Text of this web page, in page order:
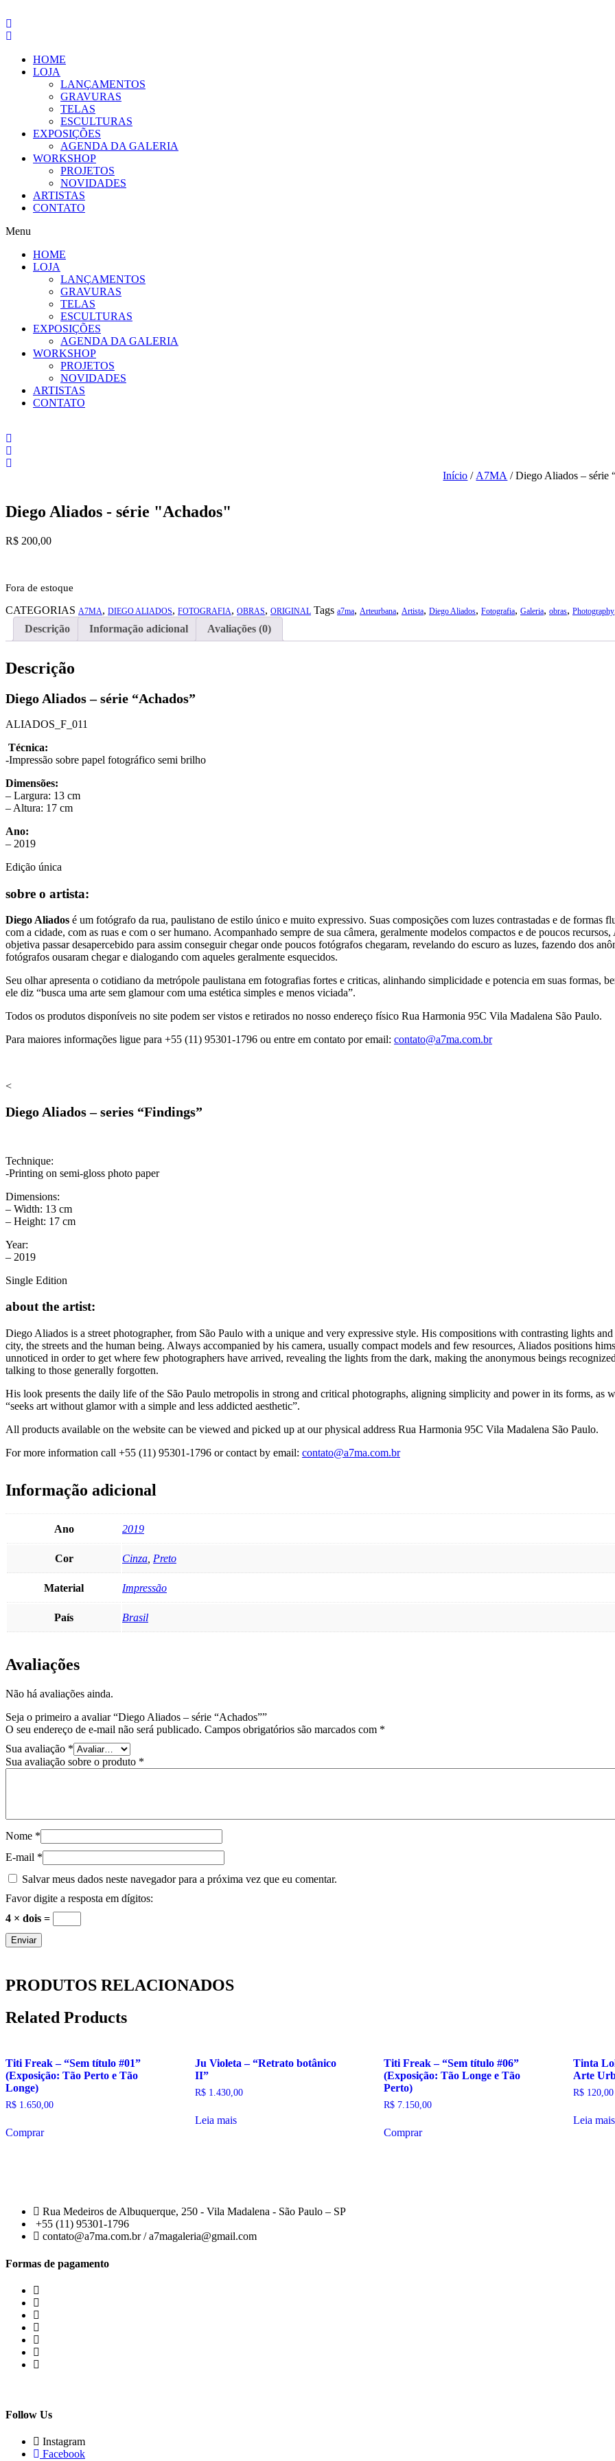
para
o
HOME
LOJA
LANÇAMENTOS
GRAVURAS
TELAS
ESCULTURAS
EXPOSIÇÕES
AGENDA DA GALERIA
WORKSHOP
PROJETOS
NOVIDADES
ARTISTAS
CONTATO
Menu
HOME
LOJA
LANÇAMENTOS
GRAVURAS
TELAS
ESCULTURAS
EXPOSIÇÕES
AGENDA DA GALERIA
WORKSHOP
PROJETOS
NOVIDADES
ARTISTAS
CONTATO
Início / A7MA / Diego Aliados – série
Diego Aliados - série "Achados"
R$ 200,00
Fora de estoque
CATEGORIAS A7MA, DIEGO ALIADOS, FOTOGRAFIA, OBRAS, ORIGINAL Tags a7ma, Arteurbana, Artista, Diego Aliados, Fotografia, Galeria, obras, Photography
Descrição Informação adicional Avaliações (0)
Descrição
Diego Aliados – série “Achados”
ALIADOS_F_011
Técnica:
-Impressão sobre papel fotográfico semi brilho
Dimensões:
– Largura: 13 cm
– Altura: 17 cm
Ano:
– 2019
Edição única
sobre o artista:
Diego Aliados é um fotógrafo da rua, paulistano de estilo único e muito expressivo. Suas composições com luzes contrastadas e de formas
com a cidade, com as ruas e com o ser humano. Acompanhado sempre de sua câmera, geralmente modelos compactos e de poucos
objetiva passar desapercebido para assim conseguir chegar onde poucos fotógrafos chegaram, revelando do escuro as luzes, fazendo dos
fotógrafos ousaram chegar e dialogando com aqueles geralmente esquecidos.
Seu olhar apresenta o cotidiano da metrópole paulistana em fotografias fortes e criticas, alinhando simplicidade e potencia em suas formas,
ele diz “busca uma arte sem glamour com uma estética simples e menos viciada”.
Todos os produtos disponíveis no site podem ser vistos e retirados no nosso endereço físico Rua Harmonia 95C Vila Madalena São Paulo.
Para maiores informações ligue para +55 (11) 95301-1796 ou entre em contato por email: contato@a7ma.com.br
<
Diego Aliados – series “Findings”
Technique:
-Printing on semi-gloss photo paper
Dimensions:
– Width: 13 cm
– Height: 17 cm
Year:
– 2019
Single Edition
about the artist:
Diego Aliados is a street photographer, from São Paulo with a unique and very expressive style. His compositions with contrasting lights
city, the streets and the human being. Always accompanied by his camera, usually compact models and few resources, Aliados positions
unnoticed in order to get where few photographers have arrived, revealing the lights from the dark, making the anonymous beings
talking to those generally forgotten.
His look presents the daily life of the São Paulo metropolis in strong and critical photographs, aligning simplicity and power in its forms, as
“seeks art without glamor with a simple and less addicted aesthetic”.
All products available on the website can be viewed and picked up at our physical address Rua Harmonia 95C Vila Madalena São Paulo.
For more information call +55 (11) 95301-1796 or contact by email: contato@a7ma.com.br
Informação adicional
Ano 2019
Cor Cinza Preto
Material Impressão
País Brasil
Avaliações
Não há avaliações ainda.
Seja o primeiro a avaliar “Diego Aliados – série “Achados””
O seu endereço de e-mail não será publicado. Campos obrigatórios são marcados com *
Sua avaliação *
Sua avaliação sobre o produto *
Nome *
E-mail *
Salvar meus dados neste navegador para a próxima vez que eu comentar.
Favor digite a resposta em dígitos:
4 × dois =
PRODUTOS RELACIONADOS
Related Products
Titi Freak – “Sem título #01”
(Exposição: Tão Perto e Tão
Longe)
R$ 1.650,00
Comprar
Ju Violeta – “Retrato botânico
II”
R$1.430,00
Leia mais
Titi Freak – “Sem título #06”
(Exposição: Tão Longe e Tão
Perto)
R$ 7.150,00
Comprar
Tinta
Arte
R$120,00
Leia mais
Rua Medeiros de Albuquerque, 250 - Vila Madalena - São Paulo – SP
+55 (11) 95301-1796
contato@a7ma.com.br / a7magaleria@gmail.com
Formas de pagamento
Follow Us
Instagram
Facebook